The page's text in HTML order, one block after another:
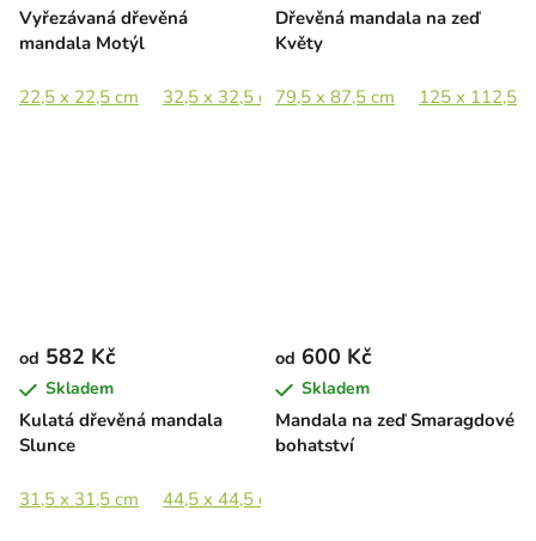
Vyřezávaná dřevěná
mandala Motýl
22,5 x 22,5 cm 32,5 x 32,5 cm 44,5 x 44,5 cm 65 x 65
Dřevěná mandala na zeď
Květy
79,5 x 87,5 cm 125 x 112,5
Kulatá dřevěná mandala
Slunce
od 582 Kč
Skladem
31,5 x 31,5 cm 44,5 x 44,5 cm
Mandala na zeď Smaragdové
bohatství
od 600 Kč
Skladem